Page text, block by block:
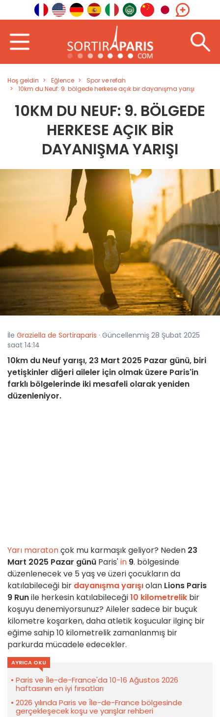
Hoş geldin Eğlence
Spor ve refah
10km du Neuf: 9. bölgede herkese açık bir dayanışma yarışı
10KM DU NEUF: 9. BÖLGEDE
HERKESE AÇIK BIR
DAYANIŞMA YARIŞI
İle Graziella de Sortiraparis · Güncellenmiş 28 Şubat 2025
saat 14:14
10km du Neuf yarışı, 23 Mart 2025 Pazar günü, biri
yetişkinler diğeri aileler için olmak üzere Paris'in
farklı bölgelerinde iki mesafeli olarak yeniden
düzenleniyor.
Yarı maratonçok mu karmaşık geliyor? Neden 23
Mart 2025 Pazar günü Paris'in 9. bölgesinde
düzenlenecek ve 5 yaş ve üzeri çocukların da
katılabileceği bir dayanışma yarışıolan Lions Paris
9 Runile herkesin katılabileceği10 kilometrelik bir
koşuyu denemiyorsunuz? Aileler sadece bir buçuk
kilometre koşarken, daha atletik koşucular ilginç bir
eğime sahip 10 kilometrelik zamanlanmış bir
parkurda mücadele edecekler.
AYRICA OKU
Paris ve Île-de-France'da 10-16 Ağustos 2026
haftasının en iyi fırsatları
2026 yılında Paris ve Île-de-France bölgesinde
gerçekleşecek koşu ve yarışlar rehberi